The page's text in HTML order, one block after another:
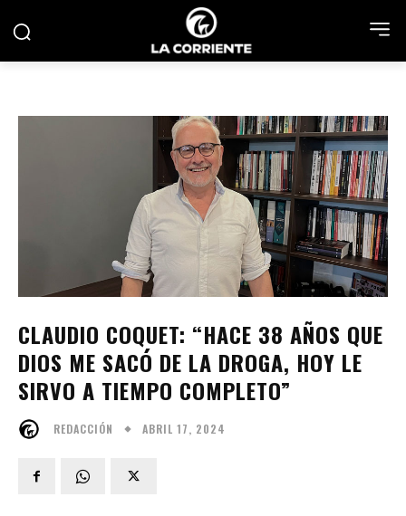
CLAUDIO COQUET: “HACE 38 AÑOS QUE
DIOS ME SACÓ DE LA DROGA, HOY LE
SIRVO A TIEMPO COMPLETO”
REDACCIÓN ABRIL 17, 2024